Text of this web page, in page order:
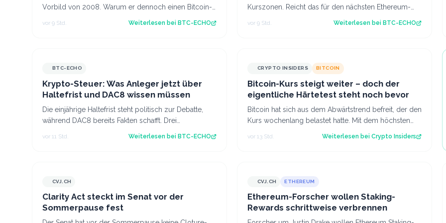
Vorbild von 2008. Warum er dennoch einen Bitcoin-
Kurs von einer Million US-Dollar für möglich…
vor 9 Std. Weiterlesen bei BTC-ECHO
Kurszonen. Reicht das für den nächsten Ethereum-
Schub bis 2.000 US-Dollar? Source: BTC-ECHO BTC-
vor 9 Std. Weiterlesen bei BTC-ECHO
BTC-ECHO
Krypto-Steuer: Was Anleger jetzt über
Haltefrist und DAC8 wissen müssen
Die einjährige Haltefrist steht politisch zur Debatte,
während DAC8 bereits Fakten schafft. Drei
vor 11 Std. Weiterlesen bei BTC-ECHO
CRYPTO INSIDERS BITCOIN
Bitcoin-Kurs steigt weiter – doch der
eigentliche Härtetest steht noch bevor
Bitcoin hat sich aus dem Abwärtstrend befreit, der den
Kurs wochenlang belastet hatte. Mit dem höchsten
vor 13 Std. Weiterlesen bei Crypto Insiders
CVJ.CHCVJ.CH
Clarity Act steckt im Senat vor der
Sommerpause fest
CVJ.CHCVJ.CH ETHEREUM
Ethereum-Forscher wollen Staking-
Rewards schrittweise verbrennen